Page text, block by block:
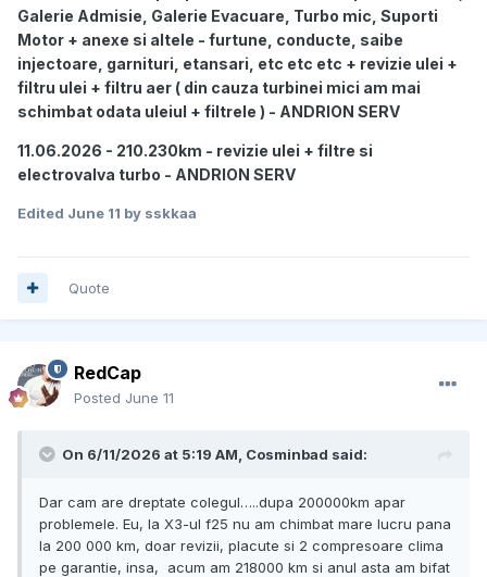
Galerie Admisie, Galerie Evacuare, Turbo mic, Suporti
Motor + anexe si altele - furtune, conducte, saibe
injectoare, garnituri, etansari, etc etc etc + revizie ulei +
filtru ulei + filtru aer ( din cauza turbinei mici am mai
schimbat odata uleiul + filtrele ) - ANDRION SERV
11.06.2026 - 210.230km - revizie ulei + filtre si
electrovalva turbo - ANDRION SERV
Edited June 11 by sskkaa
Quote
RedCap
Posted June 11
On 6/11/2026 at 5:19 AM, Cosminbad said:
Dar cam are dreptate colegul…..dupa 200000km apar
problemele. Eu, la X3-ul f25 nu am chimbat mare lucru pana
la 200 000 km, doar revizii, placute si 2 compresoare clima
pe garantie, insa, acum am 218000 km si anul asta am bifat